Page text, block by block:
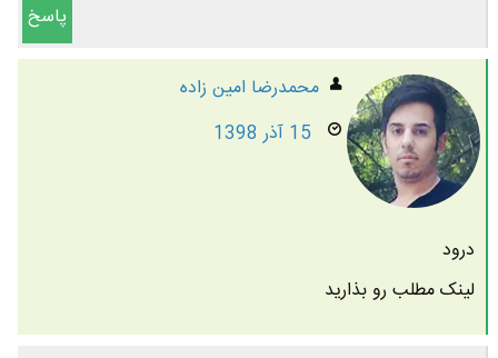
پاسخ
محمدرضا امين زاده
15 آذر 1398
درود
لینک مطلب رو بذارید